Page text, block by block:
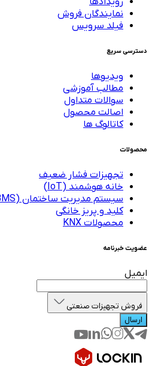
نمایندگان فروش
فیلد سرویس
دسترسی سریع
ویدیوها
مطالب آموزشی
سوالات متداول
اصالت محصول
کاتالوگ ها
محصولات
تجهیزات فشار ضعیف
خانه هوشمند (IoT)
سیستم مدیریت ساختمان (BMS)
کلید و پریز خانگی
محصولات KNX
عضویت خبرنامه
ایمیل
فروش تجهیزات صنعتی
ارسال